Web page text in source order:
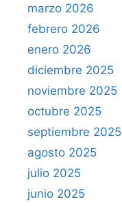
marzo 2026
febrero 2026
enero 2026
diciembre 2025
noviembre 2025
octubre 2025
septiembre 2025
agosto 2025
julio 2025
junio 2025